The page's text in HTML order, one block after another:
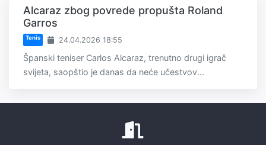
Alcaraz zbog povrede propušta Roland
Garros
Tenis 24.04.2026 18:55
Španski teniser Carlos Alcaraz, trenutno drugi igrač
svijeta, saopštio je danas da neće učestvov...